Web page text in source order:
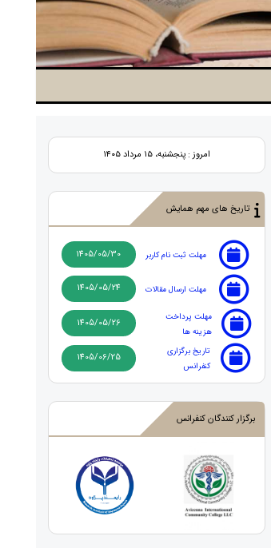
امروز : پنجشنبه، ۱۵ مرداد ۱۴۰۵
تاریخ های مهم همایش
مهلت ثبت نام کاربر 1405/05/30
مهلت ارسال مقالات 1405/05/24
مهلت پرداخت
هزینه ها
1405/05/26
تاریخ برگزاری
کنفرانس
1405/06/25
برگزار کنندگان کنفرانس